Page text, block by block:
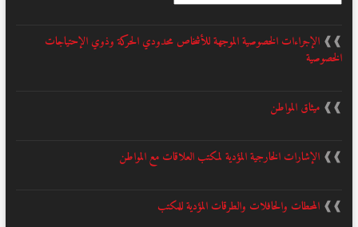
❱❱ الإجراءات الخصوصية الموجهة للأشخاص محدودي الحركة وذوي الإحتياجات
الخصوصية
❱❱ ميثاق المواطن
❱❱ الإشارات الخارجية المؤدية لمكتب العلاقات مع المواطن
❱❱ المحطات والحافلات والطرقات المؤدية للمكتب